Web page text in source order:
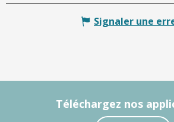
Signaler une
Téléchargez nos